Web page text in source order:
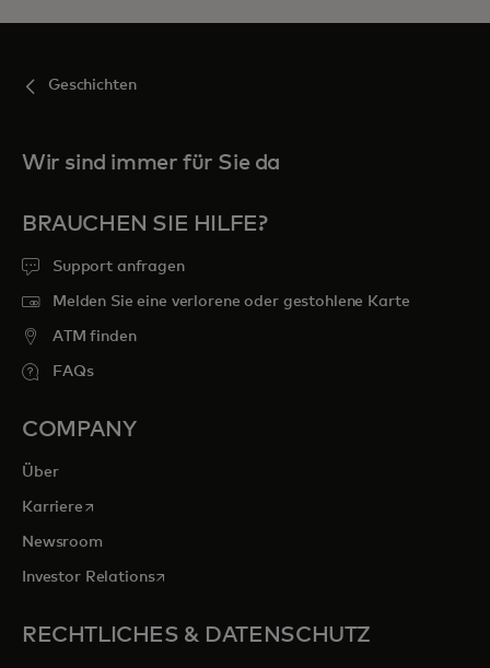
Geschichten
Wir sind immer für Sie da
BRAUCHEN SIE HILFE?
Support anfragen
Melden Sie eine verlorene oder gestohlene Karte
ATM finden
FAQs
COMPANY
Über
Karrierewird in einer neuen Registerkarte geöffnet
Newsroom
Investor Relationswird in einer neuen Registerkarte geöffnet
RECHTLICHES & DATENSCHUTZ